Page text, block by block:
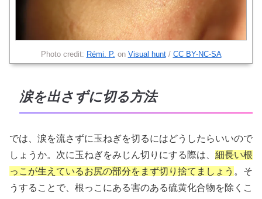
Photo credit: Rémi. P. on Visual hunt/ CC BY-NC-SA
涙を出さずに切る方法
では、涙を流さずに玉ねぎを切るにはどうしたらいいので
しょうか。次に玉ねぎをみじん切りにする際は、 細長い根
っこが生えているお尻の部分をまず切り捨てましょう 。そ
うすることで、根っこにある害のある硫黄化合物を除くこ